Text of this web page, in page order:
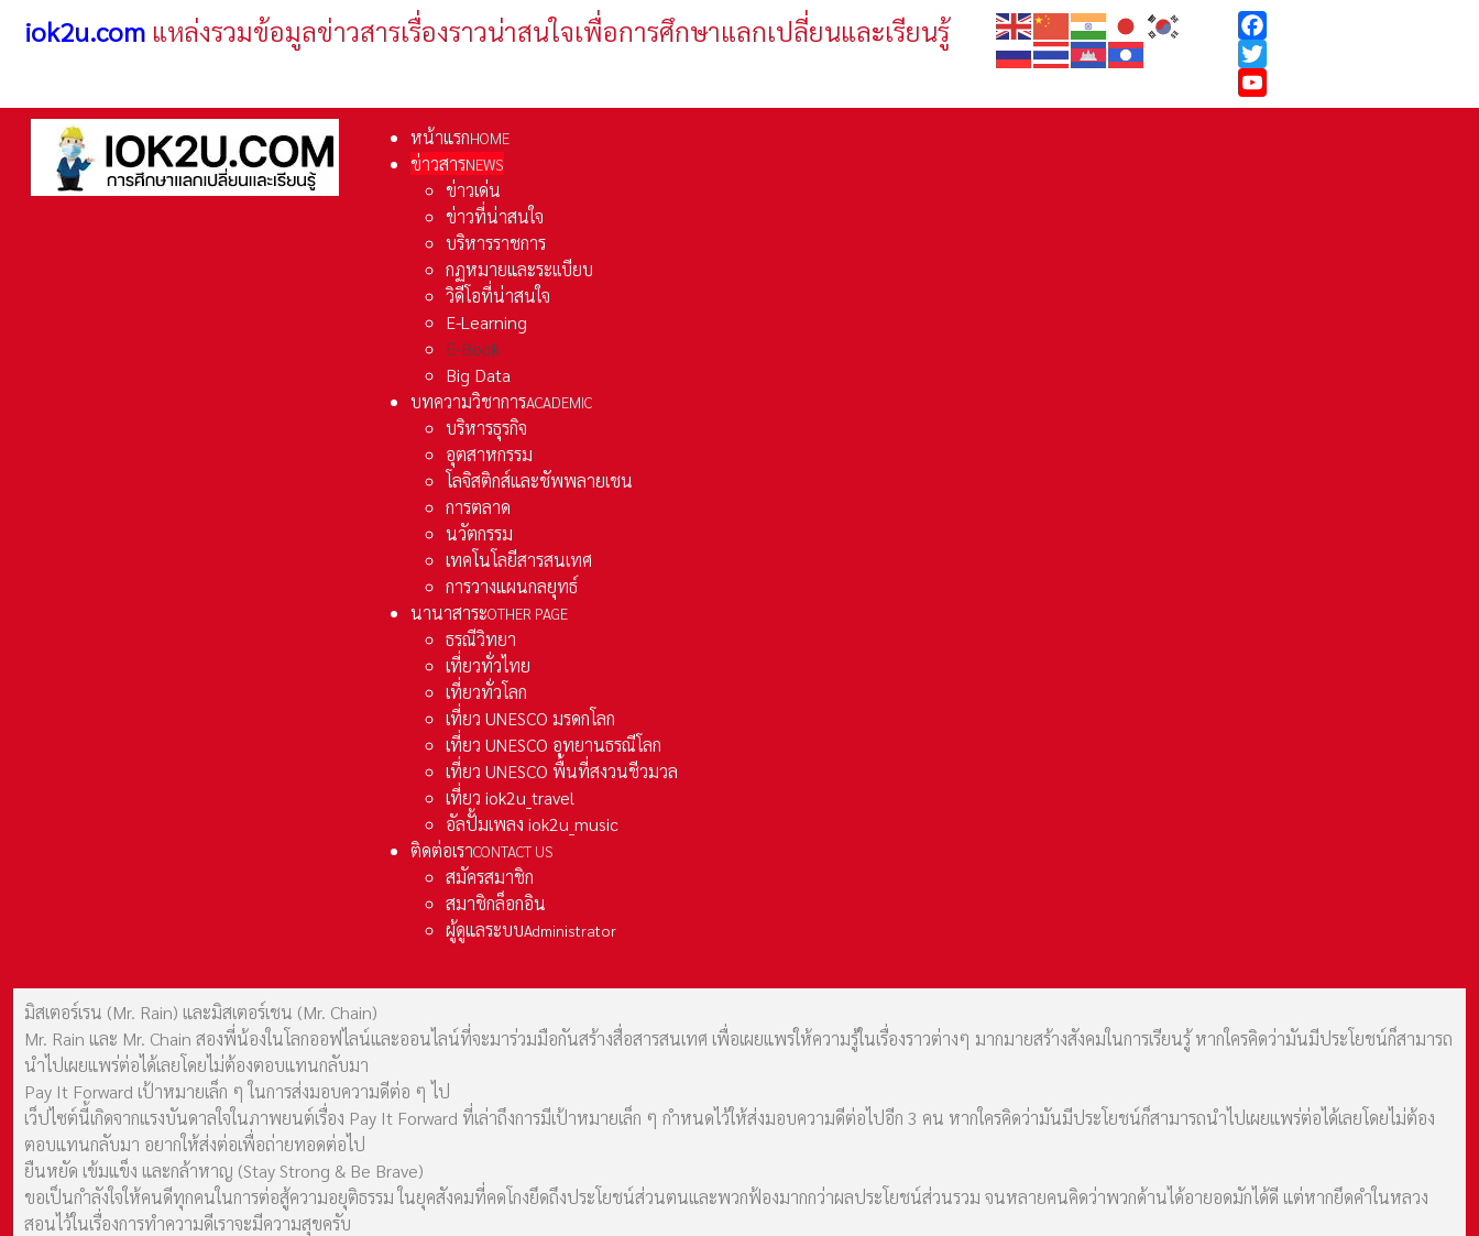
iok2u.com แหล่งรวมข้อมูลข่าวสารเรื่องราวน่าสนใจเพื่อการศึกษาแลกเปลี่ยนและเรียนรู้
Facebook
Twitter
YouTube
หน้าแรกHOME
ข่าวสารNEWS
ข่าวเด่น
ข่าวที่น่าสนใจ
บริหารราชการ
กฏหมายและระเเบียบ
วิดีโอที่น่าสนใจ
E-Learning
E-Book
Big Data
บทความวิชาการACADEMIC
บริหารธุรกิจ
อุตสาหกรรม
โลจิสติกส์และชัพพลายเชน
การตลาด
นวัตกรรม
เทคโนโลยีสารสนเทศ
การวางแผนกลยุทธ์
นานาสาระOTHER PAGE
ธรณีวิทยา
เที่ยวทั่วไทย
เที่ยวทั่วโลก
เที่ยว UNESCO มรดกโลก
เที่ยว UNESCO อุทยานธรณีโลก
เที่ยว UNESCO พื้นที่สงวนชีวมวล
เที่ยว iok2u_travel
อัลปั้มเพลง iok2u_music
ติดต่อเราCONTACT US
สมัครสมาชิก
สมาชิกล็อกอิน
ผู้ดูแลระบบAdministrator
มิสเตอร์เรน (Mr. Rain) และมิสเตอร์เชน (Mr. Chain)
Mr. Rain และ Mr. Chain สองพี่น้องในโลกออฟไลน์และออนไลน์ที่จะมาร่วมมือกันสร้างสื่อสารสนเทศ เพื่อเผยแพร่ให้ความรู้ในเรื่องราวต่างๆ มากมายสร้างสังคมในการเรียนรู้ หากใครคิดว่ามันมีประโยชน์ก็สามารถ
นำไปเผยแพร่ต่อได้เลยโดยไม่ต้องตอบแทนกลับมา
Pay It Forward เป้าหมายเล็ก ๆ ในการส่งมอบความดีต่อ ๆ ไป
เว็ปไซต์นี้เกิดจากแรงบันดาลใจในภาพยนต์เรื่อง Pay It Forward ที่เล่าถึงการมีเป้าหมายเล็ก ๆ กำหนดไว้ให้ส่งมอบความดีต่อไปอีก 3 คน หากใครคิดว่ามันมีประโยชน์ก็สามารถนำไปเผยแพร่ต่อได้เลยโดยไม่ต้อง
ตอบแทนกลับมา อยากให้ส่งต่อเพื่อถ่ายทอดต่อไป
ยืนหยัด เข้มแข็ง และกล้าหาญ (Stay Strong & Be Brave)
ขอเป็นกำลังใจให้คนดีทุกคนในการต่อสู้ความอยุติธรรม ในยุคสังคมที่คดโกงยึดถึงประโยชน์ส่วนตนและพวกฟ้องมากกว่าผลประโยชน์ส่วนรวม จนหลายคนคิดว่าพวกด้านได้อายอดมักได้ดี แต่หากยึดคำในหลวง
สอนไว้ในเรื่องการทำความดีเราจะมีความสุขครับ